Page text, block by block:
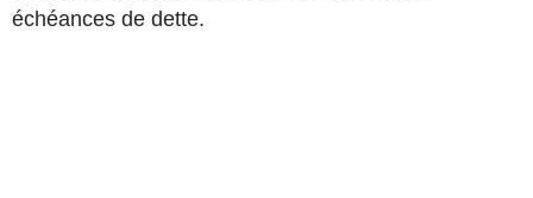
échéances de dette.